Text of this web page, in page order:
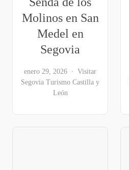
Molinos en San
Medel en
Segovia
enero 29, 2026
Visitar
Segovia Turismo Castilla y
León